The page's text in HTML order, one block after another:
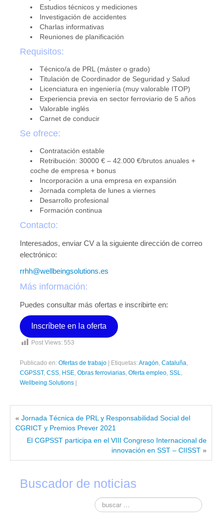
Novedades
Novedades del consejo
Novedades de asociaciones
Novedades legislativas
Novedades tecnicas
Vídeos youtube
Formación
Acciones Formativas CGPSST
Otras acciones formativas
Ofertas
Ofertas de trabajo
Mándanos tu CV
Asociaciones
Politica de Privacidad y Protección de Datos
Política de cookies
Contacto
Estudios técnicos y mediciones
Investigación de accidentes
Charlas informativas
Reuniones de planificación
Requisitos:
Técnico/a de PRL (máster o grado)
Titulación de Coordinador de Seguridad y Salud
Licenciatura en ingeniería (muy valorable ITOP)
Experiencia previa en sector ferroviario de 5 años
Valorable inglés
Carnet de conducir
Se ofrece:
Contratación estable
Retribución: 30000 € – 42.000 €/brutos anuales +
coche de empresa + bonus
Incorporación a una empresa en expansión
Jornada completa de lunes a viernes
Desarrollo profesional
Formación continua
Contacto:
Interesados, enviar CV a la siguiente dirección de correo
electrónico:
rrhh@wellbeingsolutions.es
Más información:
Puedes consultar más ofertas e inscribirte en:
Inscríbete en la oferta
Post Views: 553
Publicado en: Ofertas de trabajo | Etiquetas:Aragón Cataluña
CGPSST, CSS HSE Obras ferroviarias Oferta empleo SSL
Wellbeing Solutions |
« Jornada Técnica de PRL y Responsabilidad Social del
CGRICT y Premios Prever 2021
El CGPSST participa en el VIII Congreso Internacional de
innovación en SST – CIISST »
Buscador de noticias